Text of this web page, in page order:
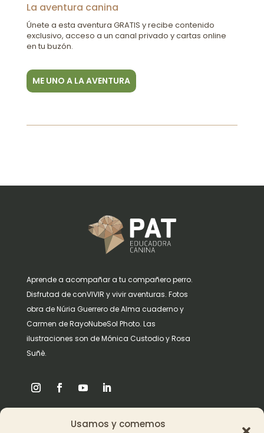
Usamos y comemos
La aventura canina
Únete a esta aventura GRATIS y recibe contenido
exclusivo, acceso a un canal privado y cartas online
en tu buzón.
ME UNO A LA AVENTURA
Aprende a acompañar a tu compañero perro.
Disfrutad de conVIVIR y vivir aventuras. Fotos
obra de Núria Guerrero de Alma cuaderno y
Carmen de RayoNubeSol Photo. Las
ilustraciones son de Mónica Custodio y Rosa
Suñè.